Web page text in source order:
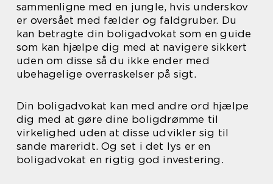
sammenligne med en jungle, hvis underskov
er oversået med fælder og faldgruber. Du
kan betragte din boligadvokat som en guide
som kan hjælpe dig med at navigere sikkert
uden om disse så du ikke ender med
ubehagelige overraskelser på sigt.
Din boligadvokat kan med andre ord hjælpe
dig med at gøre dine boligdrømme til
virkelighed uden at disse udvikler sig til
sande mareridt. Og set i det lys er en
boligadvokat en rigtig god investering.